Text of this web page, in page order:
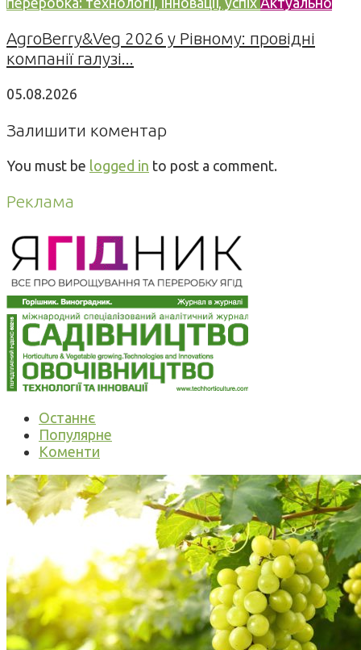
AgroBerry&Veg 2026 у Рівному: провідні
компанії галузі...
05.08.2026
Залишити коментар
You must be logged in to post a comment.
Реклама
Останнє
Популярне
Коменти